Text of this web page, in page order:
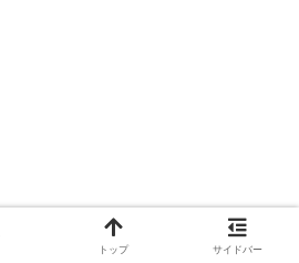
トップ サイドバー